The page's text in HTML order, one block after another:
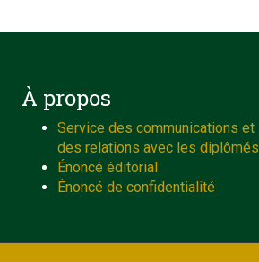
À propos
Service des communications et
des relations avec les diplômés
Énoncé éditorial
Énoncé de confidentialité